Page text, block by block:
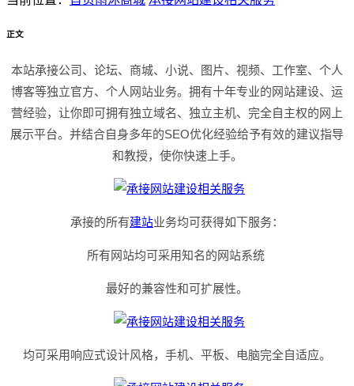
正文
本站承接公司、论坛、商城、小说、图片、视频、工作室、个人
博客等独立官方、个人网站业务。拥有十年专业的网站建设、运
营经验，让你即可拥有独立域名、独立主机、完全自主权的网上
展示平台。并结合自身多年的SEO优化经验给予有效的建议指导
和教授，使你快速上手。
承接的所有建站业务均可获得如下服务：
所有网站均可采用知名的网站系统
最好的兼容性和可扩展性。
均可采用响应式设计风格，手机、平板、电脑完全自适应。